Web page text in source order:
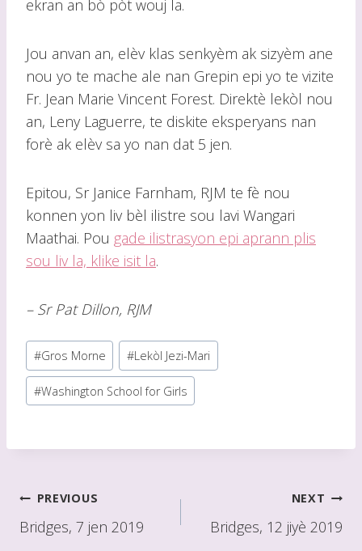
ekran an bò pòt wouj la.
Jou anvan an, elèv klas senkyèm ak sizyèm ane
nou yo te mache ale nan Grepin epi yo te vizite
Fr. Jean Marie Vincent Forest. Direktè lekòl nou
an, Leny Laguerre, te diskite eksperyans nan
forè ak elèv sa yo nan dat 5 jen.
Epitou, Sr Janice Farnham, RJM te fè nou
konnen yon liv bèl ilistre sou lavi Wangari
Maathai. Pou gade ilistrasyon epi aprann plis
sou liv la, klike isit la.
– Sr Pat Dillon, RJM
Post
Tags:
#Gros Morne #Lekòl Jezi-Mari
#Washington School for Girls
Poste
navigasyon
PREVIOUS
Bridges, 7 jen 2019
NEXT
Bridges, 12 jiyè 2019